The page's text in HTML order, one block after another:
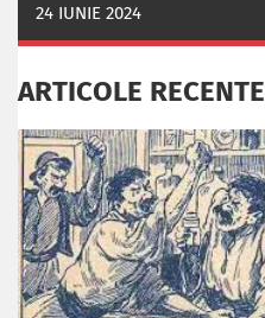
24 IUNIE 2024
ARTICOLE RECENTE